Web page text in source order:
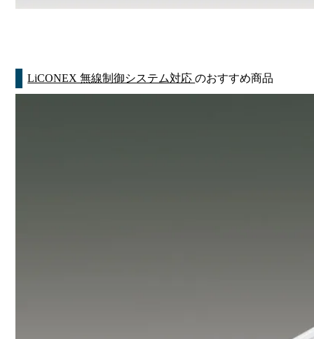
LiCONEX 無線制御システム対応のおすすめ商品